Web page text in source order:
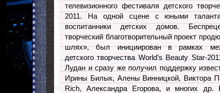
телевизионного фестиваля детского
2011. На одной сцене с юными
воспитанники детских домов.
творческий благотворительный проект
шлях», был инициирован в рамках
детского творчества World’s Beauty Star-
Лудан и сразу же получил поддержку
Ирины Билык, Алены Винницкой, Виктора
Rich, Александра Егорова, и многих